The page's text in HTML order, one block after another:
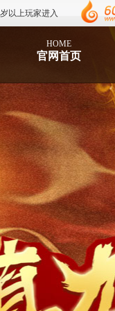
以上玩家进入
HOME
官网首页